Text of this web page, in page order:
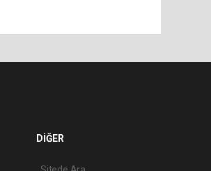
DİĞER